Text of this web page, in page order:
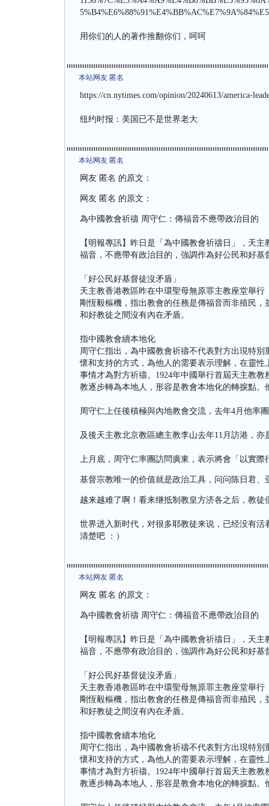
用你们的人的著作推翻你们，呵呵
本站网友 匿名
https://cn.nytimes.com/opinion/20240613/america-
纽约时报：美国已不是世界老大
本站网友 匿名
网友 匿名 的原文：
网友 匿名 的原文：
為中國教會祈禱 周守仁：傳福音不應帶政治目的
【明報專訊】昨日是「為中國教會祈禱日」，天
福音，不應帶有政治目的，強調作為好公民和好
「好公民好基督徒沒矛盾」
天主教香港教區昨在中環聖母無原罪主教座堂舉
剛恆毅樞機，指出教會的任務是傳福音而非殖民
和好教徒之間沒有內在矛盾。
指中國教會續本地化
周守仁指出，為中國教會祈禱不代表對方出現特
懷和支持的方式，為他人的需要表示理解，在靈
事情才為對方祈禱。1924年中國舉行首屆天主教
教逐步轉為本地人，形容是教會本地化的轉捩點
周守仁上任後積極與內地教會交流，去年4月他率
及後天主教北京教區總主教李山去年11月訪港，
上月底，周守仁率團訪問廣東，表示將會「以實際
基督宗教唯一的价值就是政治工具，问问陈日君、
越来越难了啊！看来继抵制教皇方济各之后，教徒
世界进入新时代，对很多耶教徒来说，已经没有
清楚吧 ：）
本站网友 匿名
网友 匿名 的原文：
為中國教會祈禱 周守仁：傳福音不應帶政治目的
【明報專訊】昨日是「為中國教會祈禱日」，天
福音，不應帶有政治目的，強調作為好公民和好
「好公民好基督徒沒矛盾」
天主教香港教區昨在中環聖母無原罪主教座堂舉
剛恆毅樞機，指出教會的任務是傳福音而非殖民
和好教徒之間沒有內在矛盾。
指中國教會續本地化
周守仁指出，為中國教會祈禱不代表對方出現特
懷和支持的方式，為他人的需要表示理解，在靈
事情才為對方祈禱。1924年中國舉行首屆天主教
教逐步轉為本地人，形容是教會本地化的轉捩點